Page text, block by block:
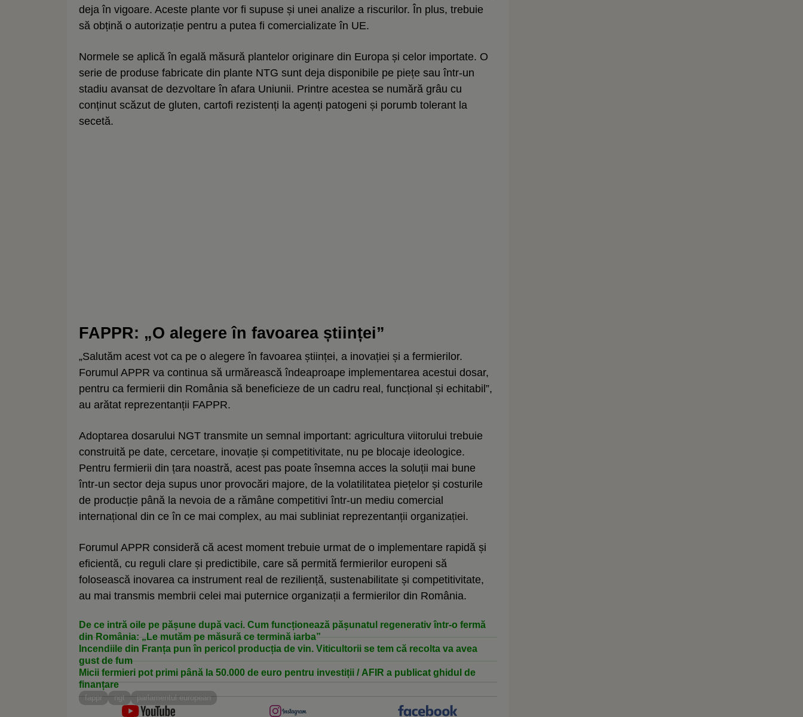
deja în vigoare. Aceste plante vor fi supuse și unei analize a riscurilor. În plus, trebuie
să obțină o autorizație pentru a putea fi comercializate în UE.
Normele se aplică în egală măsură plantelor originare din Europa și celor importate. O
serie de produse fabricate din plante NTG sunt deja disponibile pe piețe sau într-un
stadiu avansat de dezvoltare în afara Uniunii. Printre acestea se numără grâu cu
conținut scăzut de gluten, cartofi rezistenți la agenți patogeni și porumb tolerant la
secetă.
FAPPR: „O alegere în favoarea științei”
„Salutăm acest vot ca pe o alegere în favoarea științei, a inovației și a fermierilor.
Forumul APPR va continua să urmărească îndeaproape implementarea acestui dosar,
pentru ca fermierii din România să beneficieze de un cadru real, funcțional și echitabil”,
au arătat reprezentanții FAPPR.
Adoptarea dosarului NGT transmite un semnal important: agricultura viitorului trebuie
construită pe date, cercetare, inovație și competitivitate, nu pe blocaje ideologice.
Pentru fermierii din țara noastră, acest pas poate însemna acces la soluții mai bune
într-un sector deja supus unor provocări majore, de la volatilitatea piețelor și costurile
de producție până la nevoia de a rămâne competitivi într-un mediu comercial
internațional din ce în ce mai complex, au mai subliniat reprezentanții organizației.
Forumul APPR consideră că acest moment trebuie urmat de o implementare rapidă și
eficientă, cu reguli clare și predictibile, care să permită fermierilor europeni să
folosească inovarea ca instrument real de reziliență, sustenabilitate și competitivitate,
au mai transmis membrii celei mai puternice organizații a fermierilor din România.
De ce intră oile pe pășune după vaci. Cum funcționează pășunatul regenerativ într-o fermă
din România: „Le mutăm pe măsură ce termină iarba”
Incendiile din Franța pun în pericol producția de vin. Viticultorii se tem că recolta va avea
gust de fum
Micii fermieri pot primi până la 50.000 de euro pentru investiții / AFIR a publicat ghidul de
finanțare
fappr ngt parlamentul european